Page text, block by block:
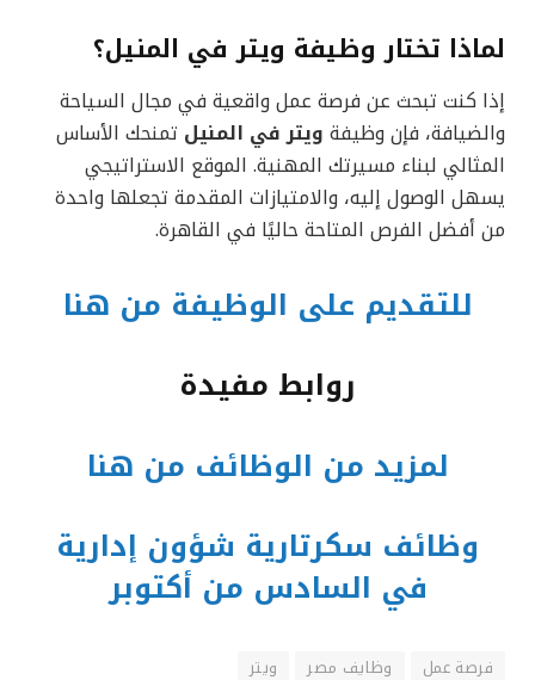
لماذا تختار وظيفة ويتر في المنيل؟
إذا كنت تبحث عن فرصة عمل واقعية في مجال السياحة
والضيافة، فإن وظيفة ويتر في المنيل تمنحك الأساس
المثالي لبناء مسيرتك المهنية. الموقع الاستراتيجي
يسهل الوصول إليه، والامتيازات المقدمة تجعلها واحدة
من أفضل الفرص المتاحة حاليًا في القاهرة.
للتقديم على الوظيفة من هنا
روابط مفيدة
لمزيد من الوظائف من هنا
وظائف سكرتارية شؤون إدارية
في السادس من أكتوبر
فرصة عمل وظايف مصر ويتر